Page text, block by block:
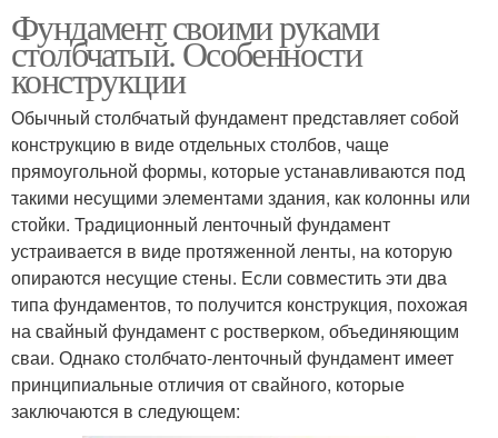
Фундамент своими руками
столбчатый. Особенности
конструкции
Обычный столбчатый фундамент представляет собой
конструкцию в виде отдельных столбов, чаще
прямоугольной формы, которые устанавливаются под
такими несущими элементами здания, как колонны или
стойки. Традиционный ленточный фундамент
устраивается в виде протяженной ленты, на которую
опираются несущие стены. Если совместить эти два
типа фундаментов, то получится конструкция, похожая
на свайный фундамент с ростверком, объединяющим
сваи. Однако столбчато-ленточный фундамент имеет
принципиальные отличия от свайного, которые
заключаются в следующем: